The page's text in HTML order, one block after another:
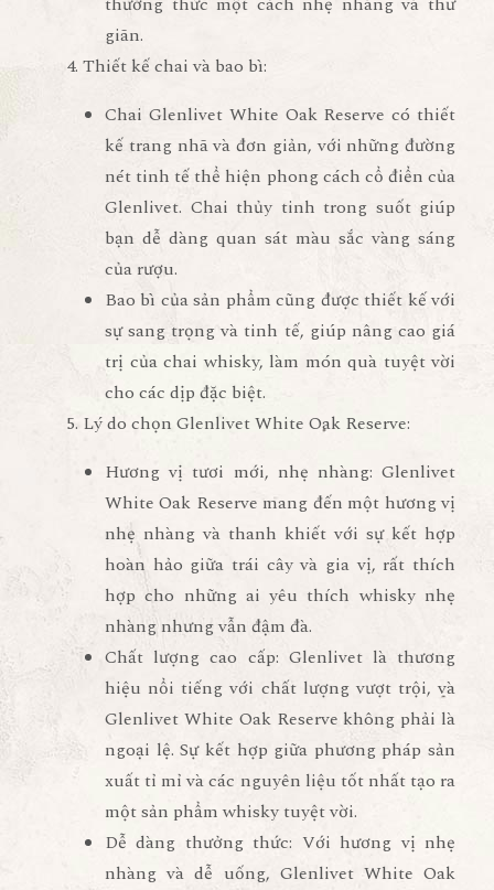
giãn.
Thiết kế chai và bao bì:
Chai Glenlivet White Oak Reserve có thiết
kế trang nhã và đơn giản, với những đường
nét tinh tế thể hiện phong cách cổ điển của
Glenlivet. Chai thủy tinh trong suốt giúp
bạn dễ dàng quan sát màu sắc vàng sáng
của rượu.
Bao bì của sản phẩm cũng được thiết kế với
sự sang trọng và tinh tế, giúp nâng cao giá
trị của chai whisky, làm món quà tuyệt vời
cho các dịp đặc biệt.
Lý do chọn Glenlivet White Oak Reserve:
Hương vị tươi mới, nhẹ nhàng: Glenlivet
White Oak Reserve mang đến một hương vị
nhẹ nhàng và thanh khiết với sự kết hợp
hoàn hảo giữa trái cây và gia vị, rất thích
hợp cho những ai yêu thích whisky nhẹ
nhàng nhưng vẫn đậm đà.
Chất lượng cao cấp: Glenlivet là thương
hiệu nổi tiếng với chất lượng vượt trội, và
Glenlivet White Oak Reserve không phải là
ngoại lệ. Sự kết hợp giữa phương pháp sản
xuất tỉ mỉ và các nguyên liệu tốt nhất tạo ra
một sản phẩm whisky tuyệt vời.
Dễ dàng thưởng thức: Với hương vị nhẹ
nhàng và dễ uống, Glenlivet White Oak